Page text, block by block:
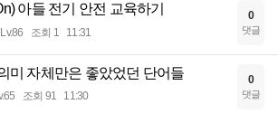
아들 전기 안전 교육하기
Lv.86 조회 1 11:31
0
댓글
미 자체만은 좋았었던 단어들
조회 91 11:30
0
댓글